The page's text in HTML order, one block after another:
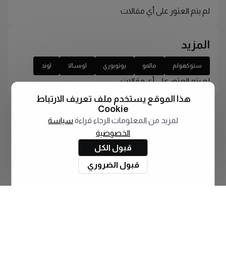
لم يتم العثور على أي مقالات
المزيد
ستوكهولم مالمو يوتوبوري اوبسالا لوند
لم يتم العثور على أي مقالات
هذا الموقع يستخدم ملف تعريف الارتباط
Cookie
لمزيد من المعلومات الرجاء قراءة سياسة
الخصوصية
قبول الكل
قبول الضروري